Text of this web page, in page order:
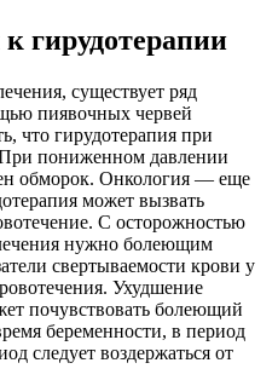
гирудотерапии
существует ряд
пиявочных червей
что гирудотерапия при
пониженном давлении
обморок. Онкология — еще
может вызвать
С осторожностью
нужно болеющим
свертываемости крови у
Ухудшение
почувствовать болеющий
беременности, в период
следует воздержаться от